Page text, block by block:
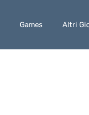
Games Altri